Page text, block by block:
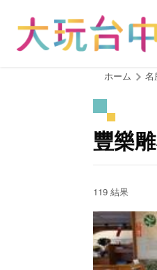
ホーム 名
豐樂
119 結果